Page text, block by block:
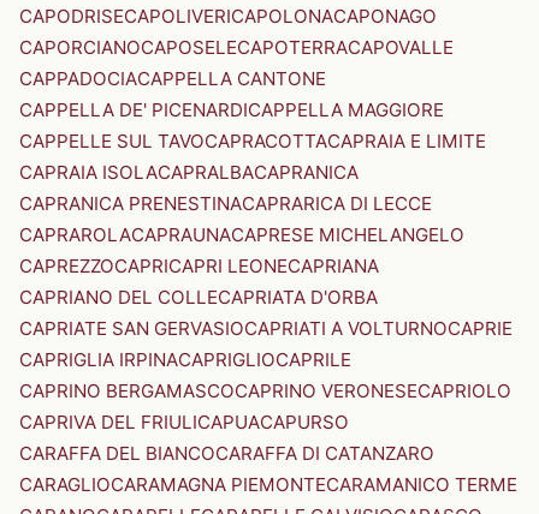
CAPODRISECAPOLIVERICAPOLONACAPONAGO
CAPORCIANOCAPOSELECAPOTERRACAPOVALLE
CAPPADOCIACAPPELLA CANTONE
CAPPELLA DE' PICENARDICAPPELLA MAGGIORE
CAPPELLE SUL TAVOCAPRACOTTACAPRAIA E LIMITE
CAPRAIA ISOLACAPRALBACAPRANICA
CAPRANICA PRENESTINACAPRARICA DI LECCE
CAPRAROLACAPRAUNACAPRESE MICHELANGELO
CAPREZZOCAPRICAPRI LEONECAPRIANA
CAPRIANO DEL COLLECAPRIATA D'ORBA
CAPRIATE SAN GERVASIOCAPRIATI A VOLTURNOCAPRIE
CAPRIGLIA IRPINACAPRIGLIOCAPRILE
CAPRINO BERGAMASCOCAPRINO VERONESECAPRIOLO
CAPRIVA DEL FRIULICAPUACAPURSO
CARAFFA DEL BIANCOCARAFFA DI CATANZARO
CARAGLIOCARAMAGNA PIEMONTECARAMANICO TERME